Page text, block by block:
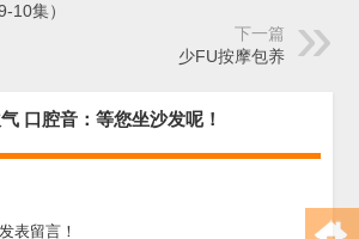
10集）
下一篇
少FU按摩包养
口腔音：等您坐沙发呢！
表留言！